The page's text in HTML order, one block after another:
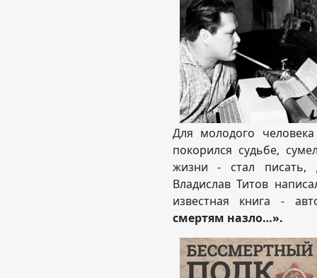
Для молодого
покорился судьбе,
жизни - стал писать,
Владислав Титов
известная книга -
смертям назло…».